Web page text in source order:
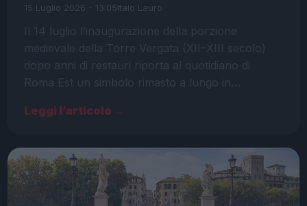
15 Luglio 2026 - 13:05Italo Lauro
Il 14 luglio l’inaugurazione della porzione
medievale della Torre Vergata (XII–XIII secolo)
dopo anni di restauri riporta al quotidiano di
Roma Est un simbolo rimasto a lungo in…
Leggi l’articolo →